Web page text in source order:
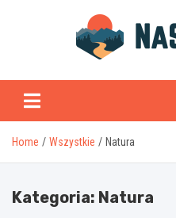
Home Wszystkie Natura
Kategoria: Natura